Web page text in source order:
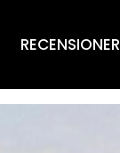
RECENSIONER